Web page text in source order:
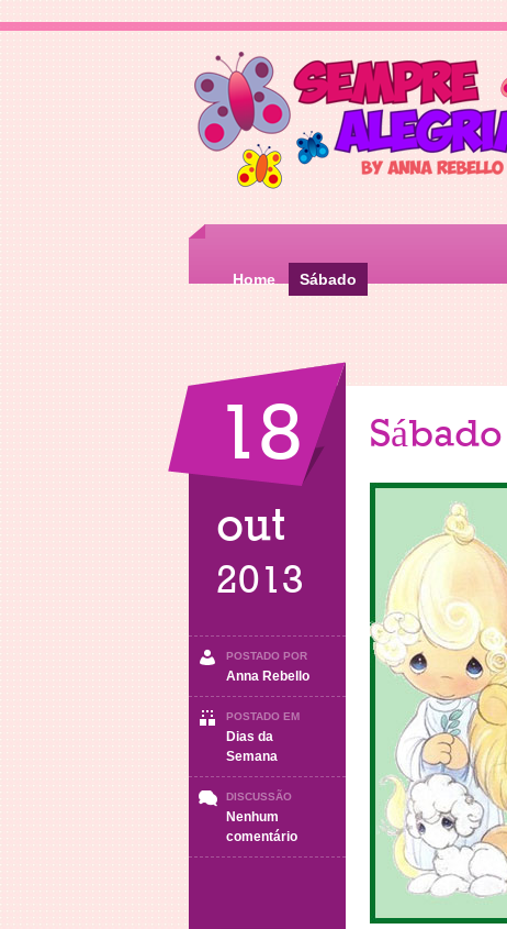
Home Sábado
18
out
2013
POSTADO POR
Anna Rebello
POSTADO EM
Dias da
Semana
DISCUSSÃO
Nenhum
comentárioem
Sábado
Sábado